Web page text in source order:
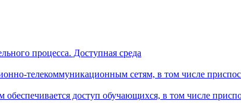
процесса. Доступная среда
телекоммуникационным сетям, в том числе
доступ обучающихся, в том числе